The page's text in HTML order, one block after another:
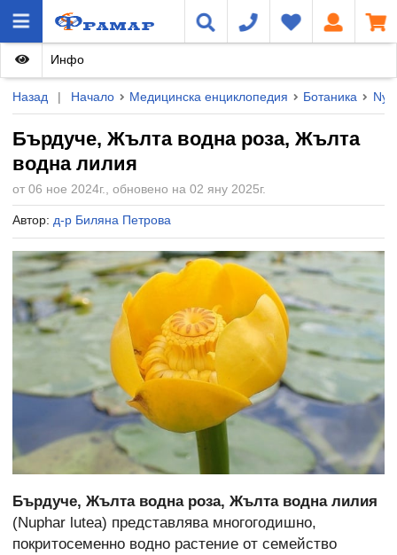
Назад | Начало Медицинска енциклопедия Ботаника
Бърдуче, Жълта водна роза, Жълта
водна лилия
от 06 ное 2024г., обновено на 02 яну 2025г.
Автор: д-р Биляна Петрова
Инфо
Бърдуче, Жълта водна роза, Жълта водна лилия
(Nuphar lutea) представлява многогодишно,
покритосеменно водно растение от семейство